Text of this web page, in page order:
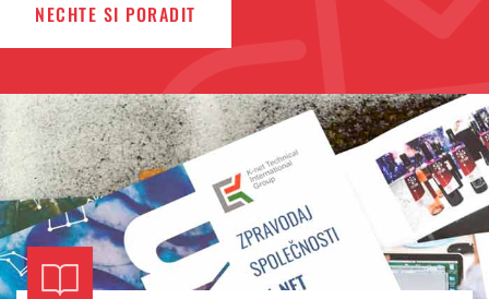
NECHTE SI PORADIT